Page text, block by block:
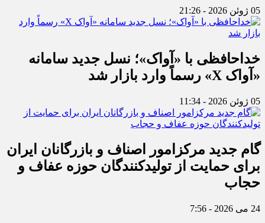
05 ژوئن 2026 - 21:26
خداحافظی با «آواک»؛ نسل جدید سامانه
«آواک X» رسماً وارد بازار شد
05 ژوئن 2026 - 11:34
گام جدید مرکزامور اصناف و بازرگانان ایران
برای حمایت از تولیدکنندگان حوزه عفاف و
حجاب
24 می 2026 - 7:56